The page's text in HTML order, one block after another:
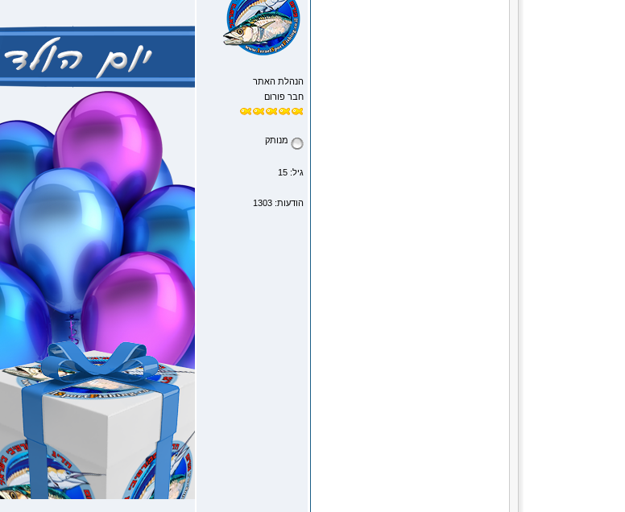
הנהלת האתר
חבר פורום
מנותק
גיל: 15
הודעות: 1303